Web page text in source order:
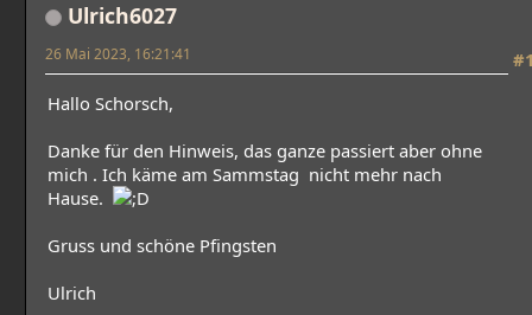
Ulrich6027
26 Mai 2023, 16:21:41
Hallo Schorsch,
Danke für den Hinweis, das ganze passiert aber ohne
mich . Ich käme am Sammstag nicht mehr nach
Hause.
Gruss und schöne Pfingsten
Ulrich